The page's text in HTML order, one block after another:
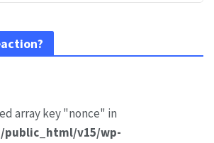
array key "nonce" in
public_html/v15/wp-